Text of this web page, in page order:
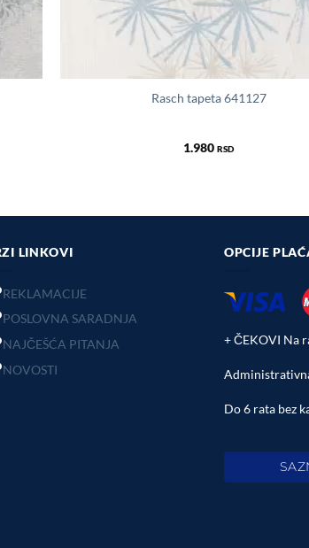
Rasch tapeta 641127
1.980RSD
LINKOVI
REKLAMACIJE
POSLOVNA SARADNJA
NAJČEŠĆA PITANJA
NOVOSTI
OPCIJE
+ ČEKOVI Na
Do 6 rata bez